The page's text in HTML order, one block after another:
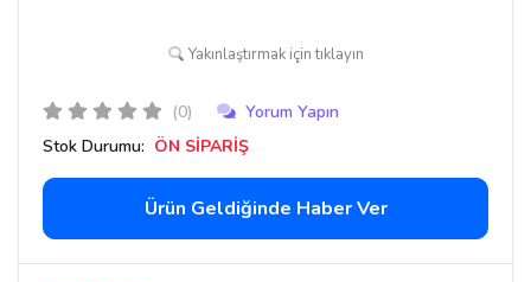
Yakınlaştırmak için tıklayın
(0)
Yorum Yapın
Stok Durumu: ÖN SİPARİŞ
Ürün Geldiğinde Haber Ver